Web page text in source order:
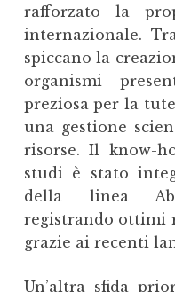
rafforzato la
internazionale.
spiccano la
organismi
preziosa per la
una gestione
risorse. Il know-
studi è stato
della linea
registrando ottimi
grazie ai recenti
Un’altra sfida